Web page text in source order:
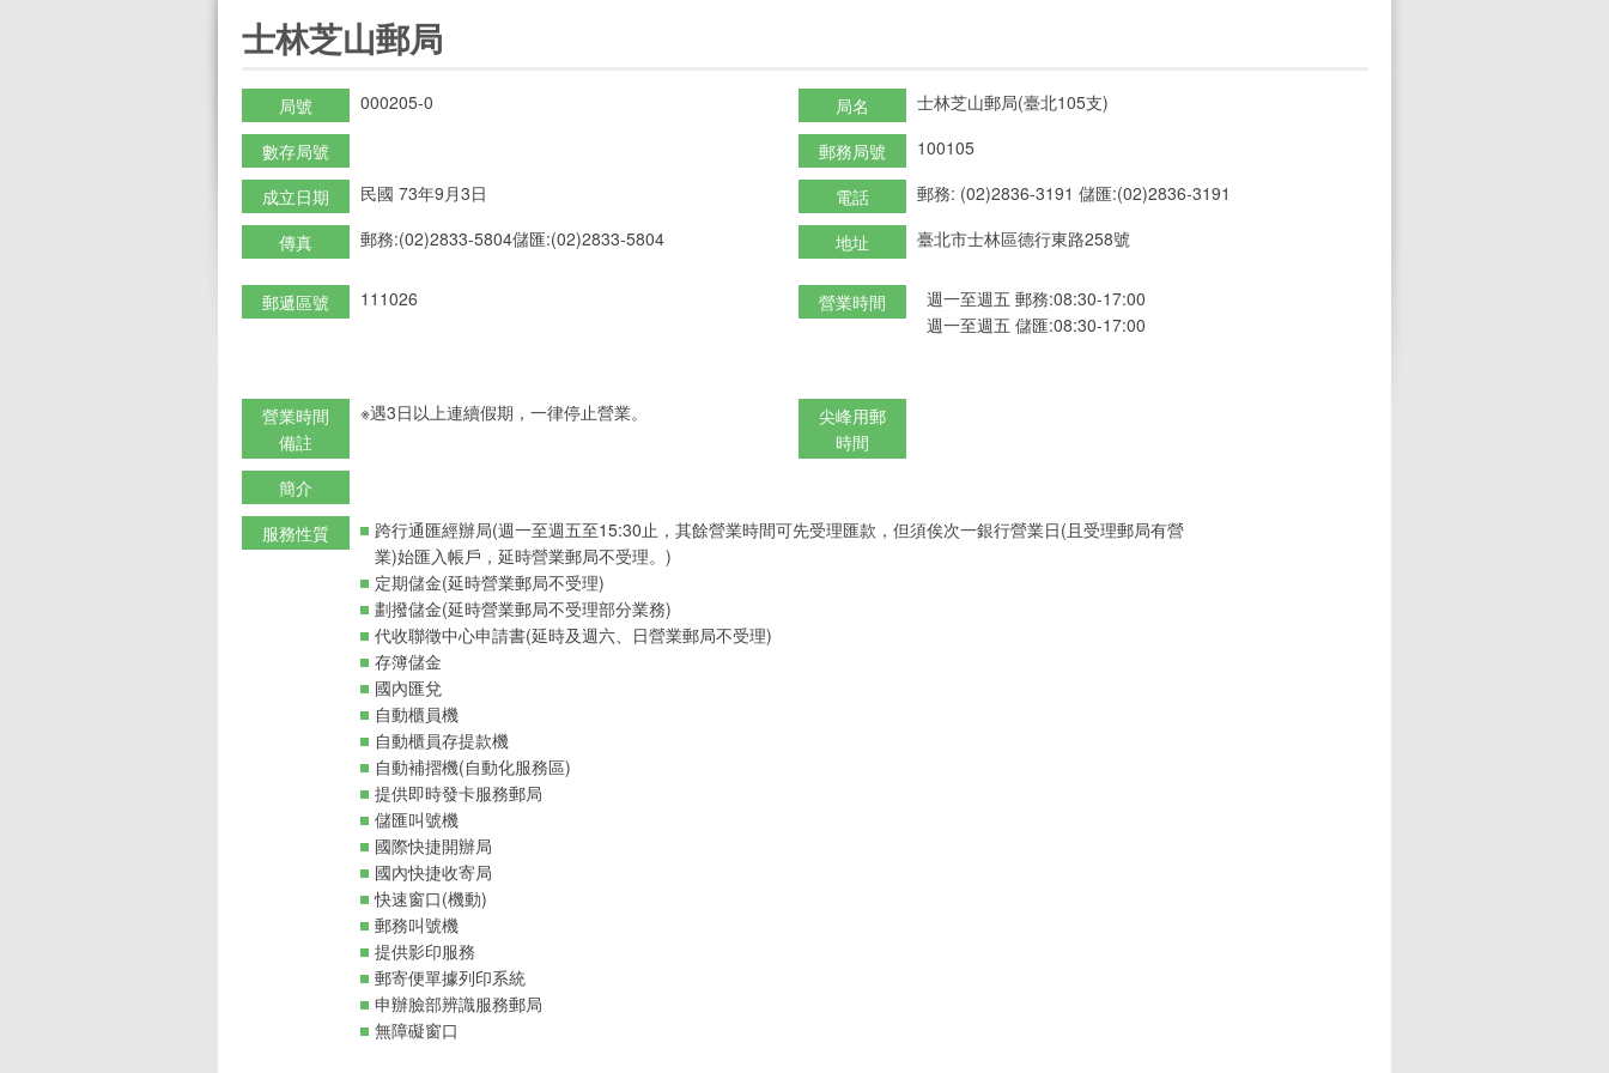
士林芝山郵局
局號 000205-0 局名 士林芝山郵局(臺北105支)
數存局號 郵務局號 100105
成立日期 民國 73年9月3日 電話 郵務: (02)2836-3191 儲匯:(02)2836-3191
傳真 郵務:(02)2833-5804儲匯:(02)2833-5804 地址 臺北市士林區德行東路258號
郵遞區號 111026 營業時間
週一至週五 郵務:08:30-17:00
週一至週五 儲匯:08:30-17:00
營業時間
備註
※遇3日以上連續假期，一律停止營業。
尖峰用郵
時間
簡介
服務性質
跨行通匯經辦局(週一至週五至15:30止，其餘營業時間可先受理匯款，但須俟次一銀行營業日(且受理郵局有營
業)始匯入帳戶，延時營業郵局不受理。)
定期儲金(延時營業郵局不受理)
劃撥儲金(延時營業郵局不受理部分業務)
代收聯徵中心申請書(延時及週六、日營業郵局不受理)
存簿儲金
國內匯兌
自動櫃員機
自動櫃員存提款機
自動補摺機(自動化服務區)
提供即時發卡服務郵局
儲匯叫號機
國際快捷開辦局
國內快捷收寄局
快速窗口(機動)
郵務叫號機
提供影印服務
郵寄便單據列印系統
申辦臉部辨識服務郵局
無障礙窗口